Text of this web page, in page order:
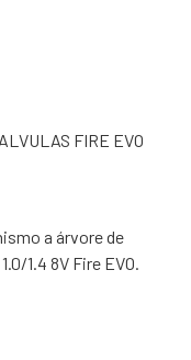
FIRE EVO
a árvore de
1.4 8V Fire EVO.